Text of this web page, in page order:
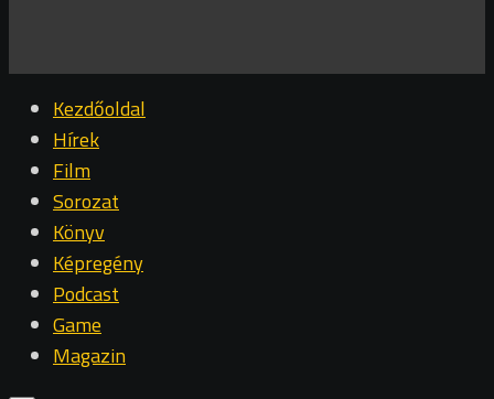
Kezdőoldal
Hírek
Film
Sorozat
Könyv
Képregény
Podcast
Game
Magazin